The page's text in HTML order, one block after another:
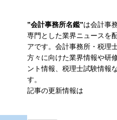
”会計事務所名鑑”は会計事
専門とした業界ニュースを
アです。会計事務所・税理
方々に向けた業界情報や研
ント情報、税理士試験情報
す。
記事の更新情報は